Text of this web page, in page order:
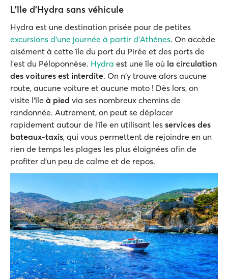
L'île d'Hydra sans véhicule
Hydra est une destination prisée pour de petites
excursions d'une journée à partir d'Athènes. On accède
aisément à cette île du port du Pirée et des ports de
l'est du Péloponnèse. Hydra est une île où la circulation
des voitures est interdite. On n'y trouve alors aucune
route, aucune voiture et aucune moto ! Dès lors, on
visite l'île à pied via ses nombreux chemins de
randonnée. Autrement, on peut se déplacer
rapidement autour de l'île en utilisant les services des
bateaux-taxis, qui vous permettent de rejoindre en un
rien de temps les plages les plus éloignées afin de
profiter d'un peu de calme et de repos.